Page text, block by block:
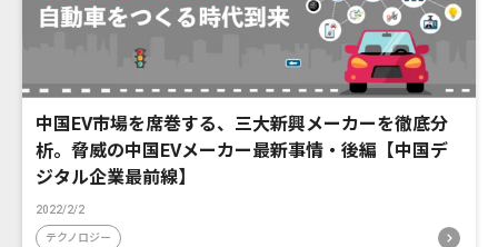
中国EV市場を席巻する、三大新興メーカーを徹底分
析。脅威の中国EVメーカー最新事情・後編【中国デ
ジタル企業最前線】
2022/2/2
テクノロジー